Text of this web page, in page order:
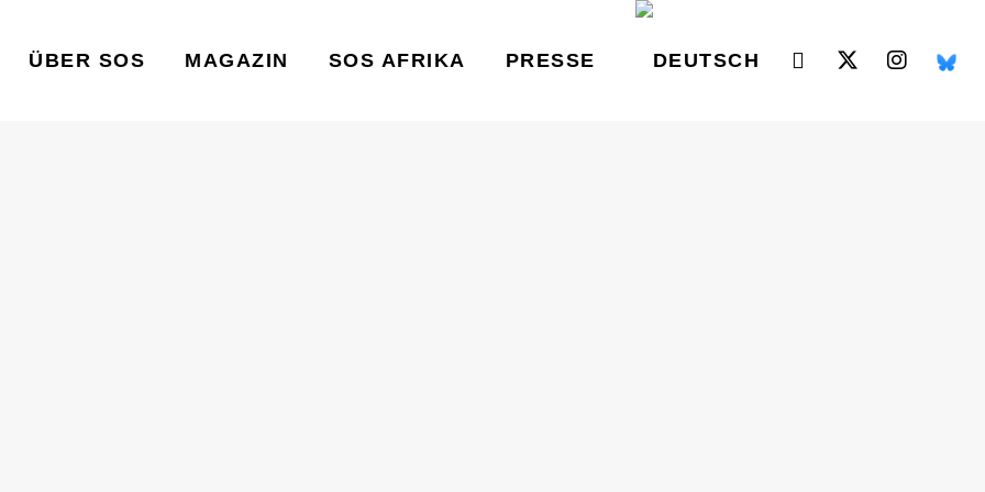
ÜBER SOS MAGAZIN SOS AFRIKA PRESSE